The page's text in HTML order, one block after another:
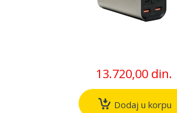
13.720,00 din.
Dodaj u korpu